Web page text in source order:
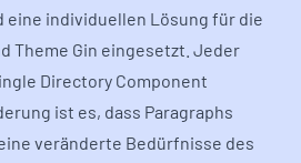
eine individuellen Lösung für die
Theme Gin eingesetzt. Jeder
Directory Component
ist es, dass Paragraphs
veränderte Bedürfnisse des